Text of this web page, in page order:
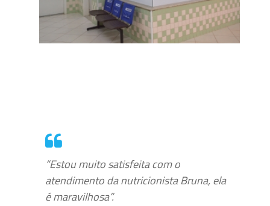
“Estou muito satisfeita com o
atendimento da nutricionista Bruna, ela
é maravilhosa”.